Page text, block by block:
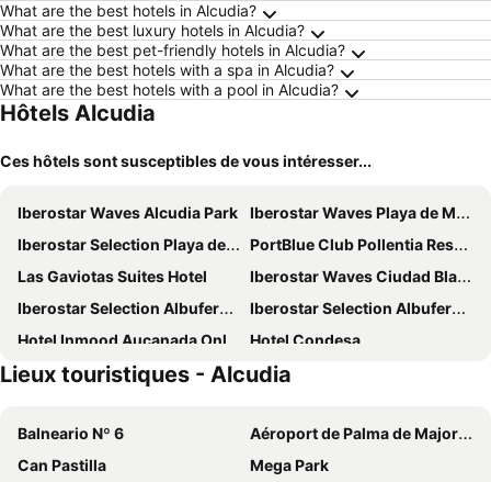
What are the best hotels in Alcudia?
What are the best luxury hotels in Alcudia?
What are the best pet-friendly hotels in Alcudia?
What are the best hotels with a spa in Alcudia?
What are the best hotels with a pool in Alcudia?
Hôtels Alcudia
Ces hôtels sont susceptibles de vous intéresser...
Iberostar Waves Alcudia Park
Iberostar Waves Playa de Muro
Iberostar Selection Playa de Muro Village
PortBlue Club Pollentia Resort & Spa
Las Gaviotas Suites Hotel
Iberostar Waves Ciudad Blanca
Iberostar Selection Albufera Park
Iberostar Selection Albufera Playa
Hotel Inmood Aucanada Only Adults +16
Hotel Condesa
Club Mac Alcudia
BQ Delfín Azul Hotel
JS Sol de Alcudia
VIVA Golf Adults Only 18+
Grupotel Maritimo
allsun Hotel Eden Playa
Lieux touristiques - Alcudia
Balneario Nº 6
Aéroport de Palma de Majorque
Can Pastilla
Mega Park